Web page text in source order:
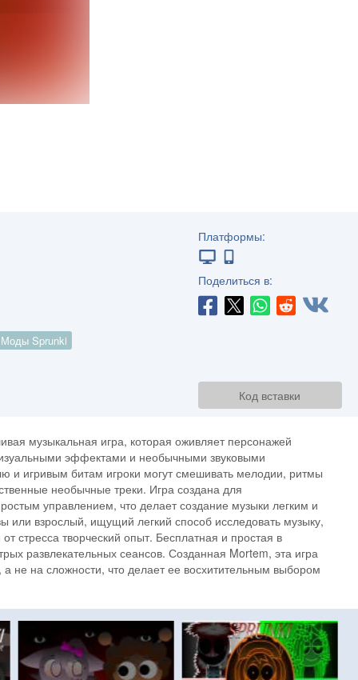
Моды Sprunki
Платформы:
Поделиться в:
Код вставки
музыкальная игра, которая оживляет персонажей
эффектами и необычными звуковыми
и игривым битам игроки могут смешивать мелодии, ритмы
необычные треки. Игра создана для
управлением, что делает создание музыки легким и
или взрослый, ищущий легкий способ исследовать музыку,
стресса творческий опыт. Бесплатная и простая в
развлекательных сеансов. Созданная Mortem, эта игра
не на сложности, что делает ее восхитительным выбором